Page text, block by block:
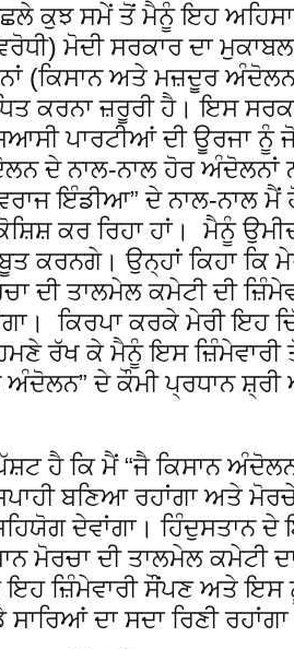
ਕੁਝ ਸਮੇਂ ਤੋਂ ਮੈਨੂੰ ਇਹ
ਮੋਦੀ ਸਰਕਾਰ ਦਾ
(ਕਿਸਾਨ ਅਤੇ ਮਜ਼ਦੂਰ
ਕਰਨਾ ਜ਼ਰੂਰੀ ਹੈ। ਇਸ
ਪਾਰਟੀਆਂ ਦੀ ਊਰਜਾ ਨੂੰ
ਦੇ ਨਾਲ-ਨਾਲ ਹੋਰ ਅੰਦੋਲਨਾਂ
ਇੰਡੀਆ” ਦੇ ਨਾਲ-ਨਾਲ ਮੈਂ
ਕਰ ਰਿਹਾ ਹਾਂ। ਮੈਨੂੰ
​​ਕਰਨਗੇ। ਉਨ੍ਹਾਂ ਕਿਹਾ ਕਿ
ਦੀ ਤਾਲਮੇਲ ਕਮੇਟੀ ਦੀ
ਕਿਰਪਾ ਕਰਕੇ ਮੇਰੀ ਇਹ
ਰੱਖ ਕੇ ਮੈਨੂੰ ਇਸ
ਅੰਦੋਲਨ” ਦੇ ਕੌਮੀ ਪ੍ਰਧਾਨ
ਹੈ ਕਿ ਮੈਂ “ਜੈ ਕਿਸਾਨ
ਬਣਿਆ ਰਹਾਂਗਾ ਅਤੇ
ਦੇਵਾਂਗਾ। ਹਿੰਦੁਸਤਾਨ
ਮੋਰਚਾ ਦੀ ਤਾਲਮੇਲ ਕਮੇਟੀ
ਜ਼ਿੰਮੇਵਾਰੀ ਸੌਂਪਣ ਅਤੇ ਇਸ
ਦਾ ਸਦਾ ਰਿਣੀ